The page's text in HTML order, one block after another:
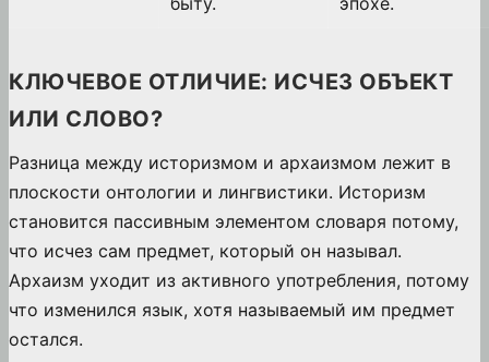
КЛЮЧЕВОЕ ОТЛИЧИЕ: ИСЧЕЗ ОБЪЕКТ
ИЛИ СЛОВО?
Разница между историзмом и архаизмом лежит в
плоскости онтологии и лингвистики. Историзм
становится пассивным элементом словаря потому,
что исчез сам предмет, который он называл.
Архаизм уходит из активного употребления, потому
что изменился язык, хотя называемый им предмет
остался.